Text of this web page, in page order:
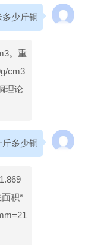
少斤铜
。重
cm3
理论
多少铜
积*